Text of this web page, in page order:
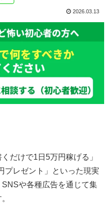
2026.03.13
だけで1日5万円稼げる」
プレゼント」といった現実
や各種広告を通じて集